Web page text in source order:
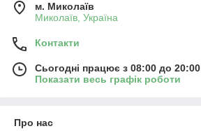
м. Миколаїв
Миколаїв, Україна
Контакти
Сьогодні працює з 08:00 до 20:00
Показати весь графік роботи
Про нас